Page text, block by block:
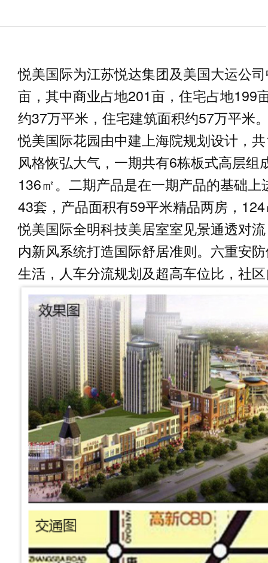
悦美国际为江苏悦达集团及美国大运公
亩，其中商业占地201亩，住宅占地199
约37万平米，住宅建筑面积约57万平米
悦美国际花园由中建上海院规划设计，
风格恢弘大气，一期共有6栋板式高层
136㎡。二期产品是在一期产品的基础
43套，产品面积有59平米精品两房，
悦美国际全明科技美居室室见景通透对
内新风系统打造国际舒居准则。六重安
生活，人车分流规划及超高车位比，社